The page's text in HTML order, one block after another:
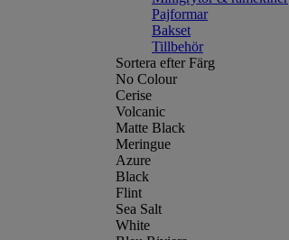
Pajformar
Bakset
Tillbehör
Sortera efter Färg
No Colour
Cerise
Volcanic
Matte Black
Meringue
Azure
Black
Flint
Sea Salt
White